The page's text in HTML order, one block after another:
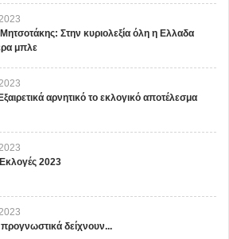
Στην κυριολεξία όλη η Ελλαδα
μπλε
αρνητικό το εκλογικό αποτέλεσμα
2023
δείχνουν...